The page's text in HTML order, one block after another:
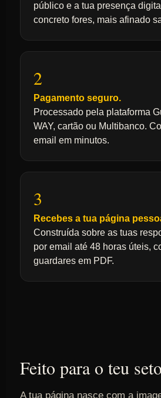
público e a tua presença
concreto fores, mais afinado
2
Pagamento seguro.
Processado pela plataforma
WAY, cartão ou Multibanco.
email em minutos.
3
Recebes a tua página
Construída sobre as tuas
por email até 48 horas úteis,
guardares em PDF.
Feito para o teu
A tua página nasce com a